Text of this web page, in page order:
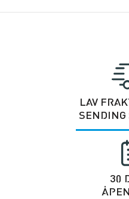
LAV
SENDING
30